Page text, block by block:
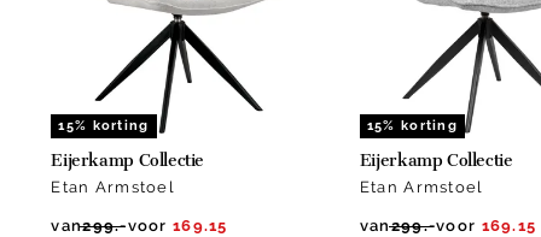
15% korting
Eijerkamp Collectie
Etan Armstoel
van299.-voor 169.15
15% korting
Eijerkamp Collectie
Etan Armstoel
van299.-voor 169.15